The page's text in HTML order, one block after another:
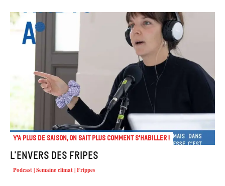
Y'a plus de saison, on sait plus comment s'habiller !
L’envers des fripes
Podcast | Semaine climat | Frippes